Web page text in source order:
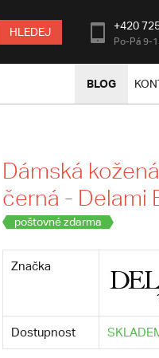
HLEDEJ +420
Po-Pá 9-
BLOG
Dámská
černá - Delami
poštovné zdarma
Značka
Dostupnost